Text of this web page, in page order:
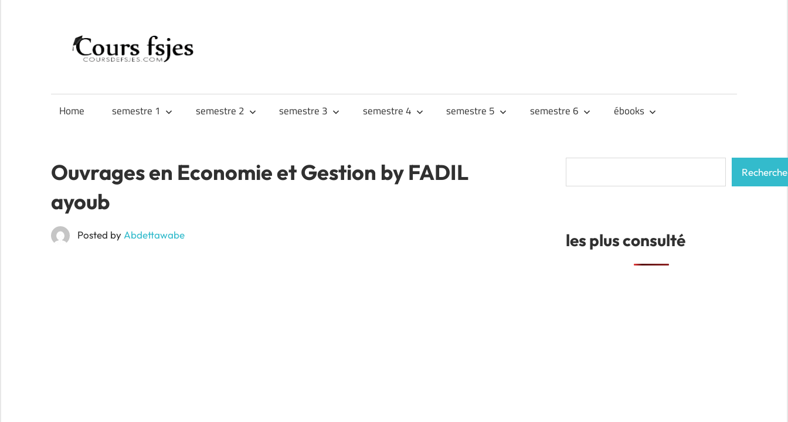
content
FSJES
Home semestre 1 semestre 2 semestre 3 semestre 4 semestre 5 semestre 6 ébooks
Ouvrages en Economie et Gestion by FADIL
ayoub
Posted by Abdettawabe les plus consulté